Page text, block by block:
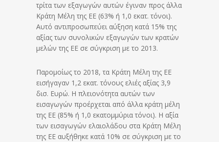
τρίτα των εξαγωγών αυτών έγιναν προς άλλα
Κράτη Μέλη της ΕΕ (63% ή 1,0 εκατ. τόνοι).
Αυτό αντιπροσωπεύει αύξηση κατά 15% της
αξίας των συνολικών εξαγωγών των κρατών
μελών της ΕΕ σε σύγκριση με το 2013.
Παρομοίως το 2018, τα Κράτη Μέλη της ΕΕ
εισήγαγαν 1,2 εκατ. τόνους ελιές αξίας 3,9
δισ. Ευρώ. Η πλειονότητα αυτών των
εισαγωγών προέρχεται από άλλα κράτη μέλη
της ΕΕ (85% ή 1,0 εκατομμύρια τόνοι). Η αξία
των εισαγωγών ελαιολάδου στα Κράτη Μέλη
της ΕΕ αυξήθηκε κατά 10% σε σύγκριση με το